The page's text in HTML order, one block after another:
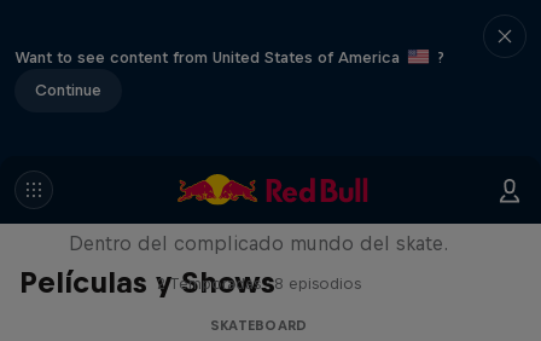
Want to see content from United States of America
?
Continue
Películas y Shows
Pushing Forward
Dentro del complicado mundo del skate.
2 Temporadas · 8 episodios
SKATEBOARD